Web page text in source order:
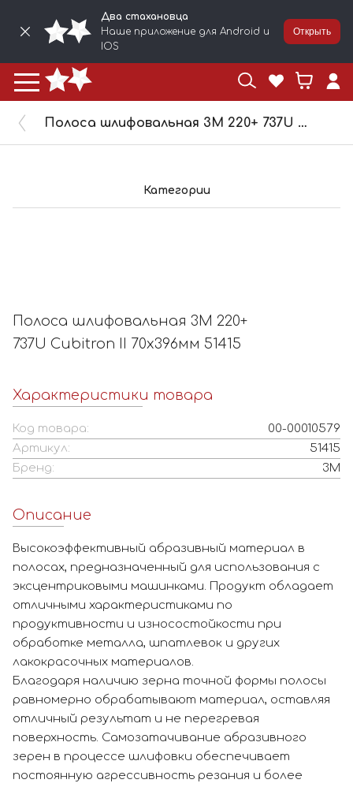
Два стахановца
Наше приложение для Android и
IOS
Открыть
Полоса шлифовальная 3M 220+ 737U Cubitron II 70x396мм 51415
Категории
Полоса шлифовальная 3M 220+
737U Cubitron II 70x396мм 51415
Характеристики товара
Код товара:
00-00010579
Артикул:
51415
Бренд:
3M
Описание
Высокоэффективный абразивный материал в
полосах, предназначенный для использования с
эксцентриковыми машинками. Продукт обладает
отличными характеристиками по
продуктивности и износостойкости при
обработке металла, шпатлевок и других
лакокрасочных материалов.
Благодаря наличию зерна точной формы полосы
равномерно обрабатывают материал, оставляя
отличный результат и не перегревая
поверхность. Самозатачивание абразивного
зерен в процессе шлифовки обеспечивает
постоянную агрессивность резания и более